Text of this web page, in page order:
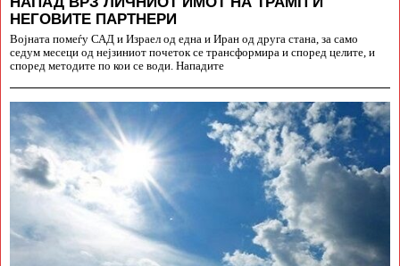
НЕГОВИТЕ ПАРТНЕРИ
Војната помеѓу САД и Израел од една и Иран од друга стана, за само
седум месеци од нејзиниот почеток се трансформира и според целите, и
според методите по кои се води. Нападите